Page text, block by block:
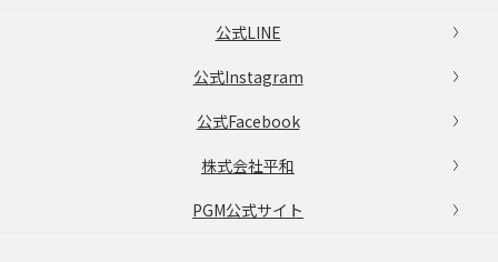
公式LINE
公式Instagram
公式Facebook
株式会社平和
PGM公式サイト